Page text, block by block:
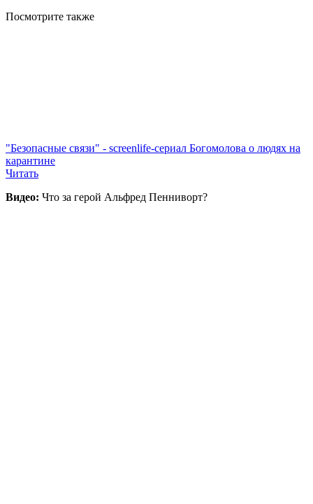
Посмотрите также
"Безопасные связи" - screenlife-сериал Богомолова о людях на
карантине
Читать
Видео: Что за герой Альфред Пенниворт?